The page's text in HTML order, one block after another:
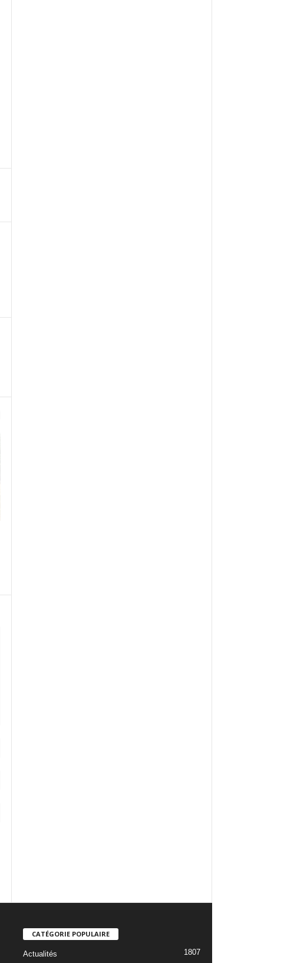
CATÉGORIE POPULAIRE
Actualités 1807